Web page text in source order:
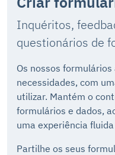
Inquéritos,
questionários de
Os nossos
necessidades, com
utilizar. Mantém o
formulários e dados,
uma experiência
Partilhe os seus